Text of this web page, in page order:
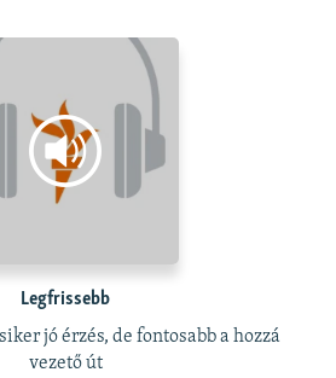
Legfrissebb
jó érzés, de fontosabb a hozzá
vezető út